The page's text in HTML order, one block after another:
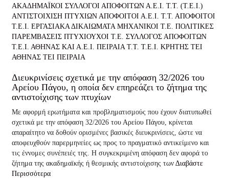
ΑΚΑΔΗΜΑΪΚΟΙ ΣΥΛΛΟΓΟΙ ΑΠΟΦΟΙΤΩΝ Α.Ε.Ι. Τ.Τ. (Τ.Ε.Ι.)
ΑΝΤΙΣΤΟΙΧΙΣΗ ΠΤΥΧΙΩΝ ΑΠΟΦΟΙΤΟΙ Α.Ε.Ι. Τ.Τ. ΑΠΟΦΟΙΤΟΙ
Τ.Ε.Ι.
ΕΡΓΑΣΙΑΚΑ ΔΙΚΑΙΩΜΑΤΑ ΜΗΧΑΝΙΚΟΙ Τ.Ε.
ΠΟΛΙΤΙΚΕΣ
ΠΑΡΕΜΒΑΣΕΙΣ ΠΤΥΧΙΟΥΧΟΙ Τ.Ε.
ΣΥΛΛΟΓΟΣ ΑΠΟΦΟΙΤΩΝ
Τ.Ε.Ι. ΑΘΗΝΑΣ ΚΑΙ Α.Ε.Ι. ΠΕΙΡΑΙΑ Τ.Τ. Τ.Ε.Ι. ΚΡΗΤΗΣ ΤΕΙ
ΑΘΗΝΑΣ ΤΕΙ ΠΕΙΡΑΙΑ
Διευκρινίσεις σχετικά με την απόφαση 32/2026 του
Αρείου Πάγου, η οποία δεν επηρεάζει το ζήτημα της
αντιστοίχισης των πτυχίων
Με αφορμή ερωτήματα και προβληματισμούς που έχουν διατυπωθεί
σχετικά με την απόφαση 32/2026 του Αρείου Πάγου, κρίνεται
απαραίτητο να δοθούν ορισμένες βασικές διευκρινίσεις, ώστε να
αποφευχθούν παρερμηνείες ως προς το πραγματικό αντικείμενο και
τις έννομες συνέπειές της. Η συγκεκριμένη απόφαση δεν αφορά το
ζήτημα της ακαδημαϊκής ή θεσμικής αντιστοίχισης των Διαβάστε
Περισσότερα